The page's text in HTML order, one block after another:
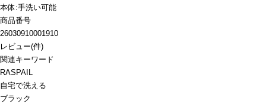
本体:手洗い可能
商品番号
26030910001910
レビュー(件)
関連キーワード
RASPAIL
自宅で洗える
ブラック